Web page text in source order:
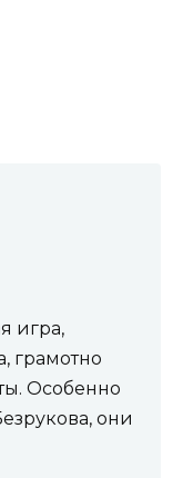
игра,
грамотно
Особенно
они